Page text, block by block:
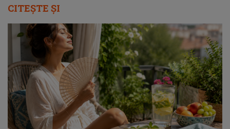
CITEȘTE ȘI